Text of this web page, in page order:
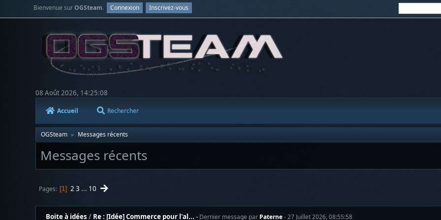
Bienvenue surOGSteam. Connexion Inscrivez-vous
08 Août 2026, 14:25:08
Accueil Rechercher
OGSteam ► Messages récents
Messages récents
Pages 1 2 3 ... 10
Boite à idées / Re : [Idée] Commerce pour l'al... Dernier message par Paterne- 27 Juillet 2026, 08:55:58